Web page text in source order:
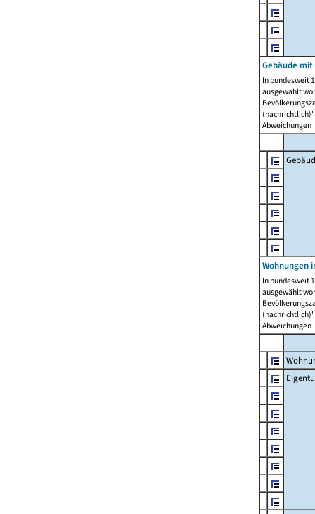
Gebäude mit
In bundesweit
ausgewählt
Abweichungen
Wohnungen
In bundesweit
ausgewählt
Abweichungen